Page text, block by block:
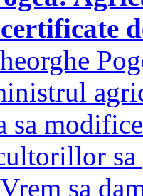
sa
sa
sa